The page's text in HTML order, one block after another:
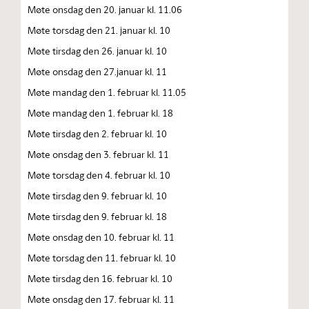
Møte onsdag den 20. januar kl. 11.06
Møte torsdag den 21. januar kl. 10
Møte tirsdag den 26. januar kl. 10
Møte onsdag den 27.januar kl. 11
Møte mandag den 1. februar kl. 11.05
Møte mandag den 1. februar kl. 18
Møte tirsdag den 2. februar kl. 10
Møte onsdag den 3. februar kl. 11
Møte torsdag den 4. februar kl. 10
Møte tirsdag den 9. februar kl. 10
Møte tirsdag den 9. februar kl. 18
Møte onsdag den 10. februar kl. 11
Møte torsdag den 11. februar kl. 10
Møte tirsdag den 16. februar kl. 10
Møte onsdag den 17. februar kl. 11